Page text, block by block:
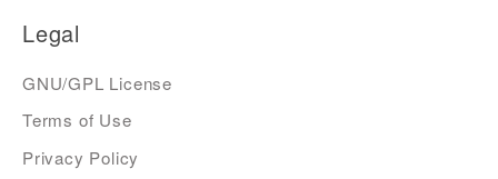
Legal
GNU/GPL License
Terms of Use
Privacy Policy